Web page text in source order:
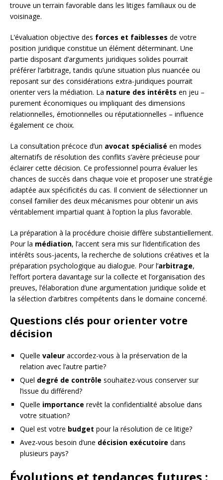
trouve un terrain favorable dans les litiges familiaux ou de
voisinage.
L’évaluation objective des forces et faiblesses de votre
position juridique constitue un élément déterminant. Une
partie disposant d’arguments juridiques solides pourrait
préférer l’arbitrage, tandis qu’une situation plus nuancée ou
reposant sur des considérations extra-juridiques pourrait
orienter vers la médiation. La nature des intérêts en jeu –
purement économiques ou impliquant des dimensions
relationnelles, émotionnelles ou réputationnelles – influence
également ce choix.
La consultation précoce d’un avocat spécialisé en modes
alternatifs de résolution des conflits s’avère précieuse pour
éclairer cette décision. Ce professionnel pourra évaluer les
chances de succès dans chaque voie et proposer une stratégie
adaptée aux spécificités du cas. Il convient de sélectionner un
conseil familier des deux mécanismes pour obtenir un avis
véritablement impartial quant à l’option la plus favorable.
La préparation à la procédure choisie diffère substantiellement.
Pour la médiation, l’accent sera mis sur l’identification des
intérêts sous-jacents, la recherche de solutions créatives et la
préparation psychologique au dialogue. Pour l’arbitrage,
l’effort portera davantage sur la collecte et l’organisation des
preuves, l’élaboration d’une argumentation juridique solide et
la sélection d’arbitres compétents dans le domaine concerné.
Questions clés pour orienter votre
décision
Quelle valeur accordez-vous à la préservation de la
relation avec l’autre partie?
Quel degré de contrôle souhaitez-vous conserver sur
l’issue du différend?
Quelle importance revêt la confidentialité absolue dans
votre situation?
Quel est votre budget pour la résolution de ce litige?
Avez-vous besoin d’une décision exécutoire dans
plusieurs pays?